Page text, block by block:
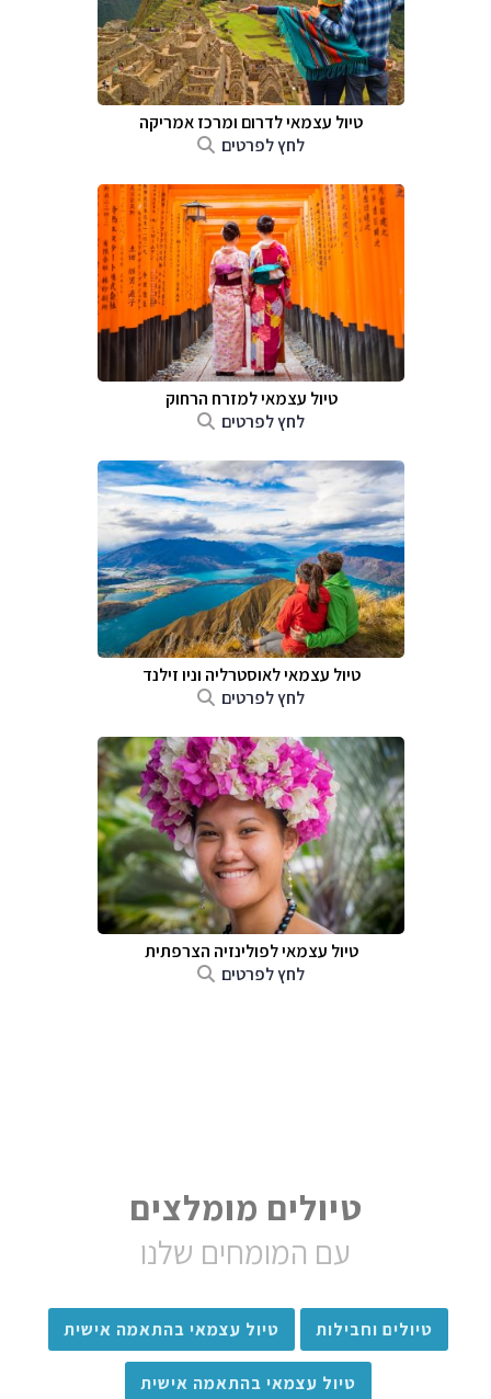
טיול עצמאי לדרום ומרכז אמריקה
לחץ לפרטים
טיול עצמאי למזרח הרחוק
לחץ לפרטים
טיול עצמאי לאוסטרליה וניו זילנד
לחץ לפרטים
טיול עצמאי לפולינזיה הצרפתית
לחץ לפרטים
טיולים מומלצים
עם המומחים שלנו
טיולים וחבילות טיול עצמאי בהתאמה אישית
טיול עצמאי בהתאמה אישית